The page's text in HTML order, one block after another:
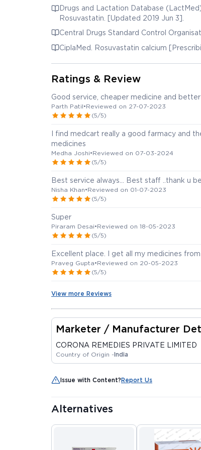
Drugs and Lactation Database
Rosuvastatin. [Updated 2019 Jun 3].
Central Drugs Standard Control
CiplaMed. Rosuvastatin calcium
Ratings & Review
Good service, cheaper medicine and
Parth Patil•Reviewed on 27-07-2023
(5/5)
I find medcart really a good farmacy and
medicines
Medha Joshi•Reviewed on 07-03-2024
(5/5)
Best service always... Best staff ..thank u
Nisha Khan•Reviewed on 01-07-2023
(5/5)
Super
Piraram Desai•Reviewed on 18-05-2023
(5/5)
Excellent place. I get all my medicines
Praveg Gupta•Reviewed on 20-05-2023
(5/5)
View more Reviews
Marketer / Manufacturer
CORONA REMEDIES PRIVATE LIMITED
Country of Origin -India
Issue with Content?Report Us
Alternatives